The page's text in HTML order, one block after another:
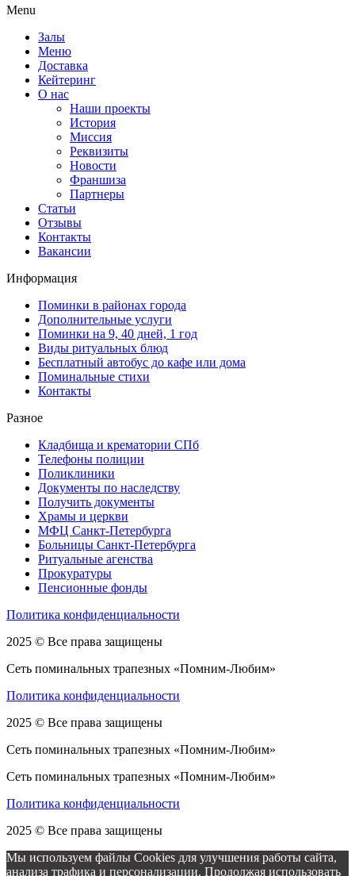
Menu
Залы
Меню
Доставка
Кейтеринг
О нас
Наши проекты
История
Миссия
Реквизиты
Новости
Франшиза
Партнеры
Статьи
Отзывы
Контакты
Вакансии
Информация
Поминки в районах города
Дополнительные услуги
Поминки на 9, 40 дней, 1 год
Виды ритуальных блюд
Бесплатный автобус до кафе или дома
Поминальные стихи
Контакты
Разное
Кладбища и крематории СПб
Телефоны полиции
Поликлиники
Документы по наследству
Получить документы
Храмы и церкви
МФЦ Санкт-Петербурга
Больницы Санкт-Петербурга
Ритуальные агенства
Прокуратуры
Пенсионные фонды
Политика конфиденциальности
2025 © Все права защищены
Сеть поминальных трапезных «Помним-Любим»
Политика конфиденциальности
2025 © Все права защищены
Сеть поминальных трапезных «Помним-Любим»
Сеть поминальных трапезных «Помним-Любим»
Политика конфиденциальности
2025 © Все права защищены
Мы используем файлы Cookies для улучшения работы сайта,
анализа трафика и персонализации. Продолжая использовать